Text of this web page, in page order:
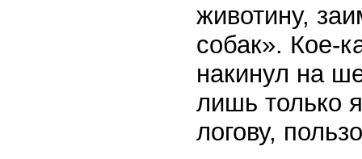
животину,
собак». Кое-
накинул на
лишь только
логову,